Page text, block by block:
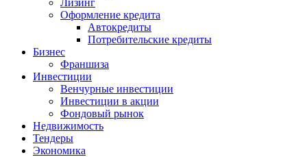
Оформление кредита
Автокредиты
Потребительские кредиты
Бизнес
Франшиза
Инвестиции
Венчурные инвестиции
Инвестиции в акции
Фондовый рынок
Недвижимость
Тендеры
Экономика